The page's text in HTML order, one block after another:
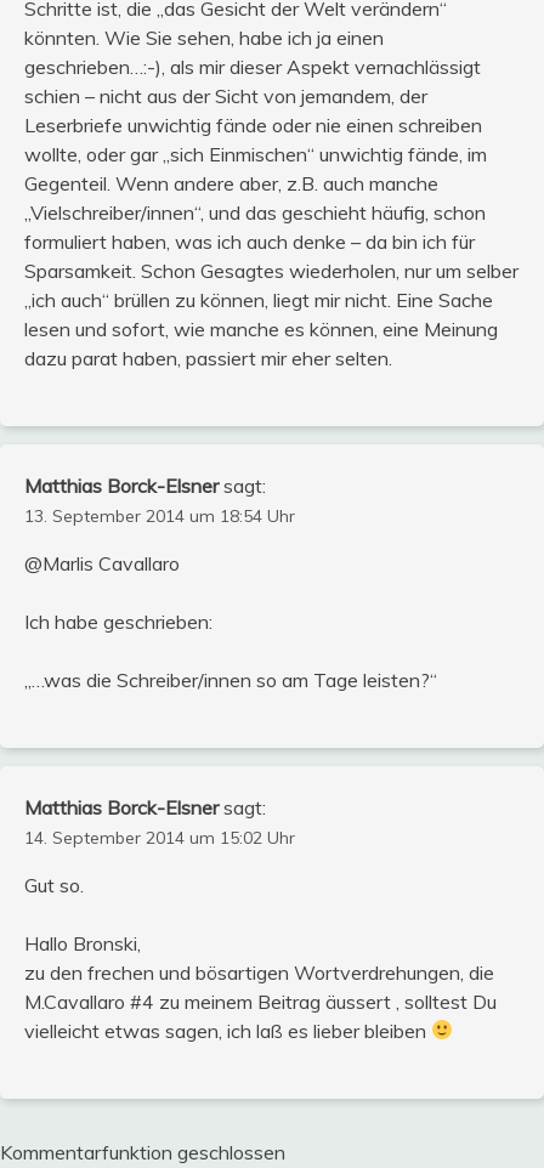
Schritte ist, die „das Gesicht der Welt verändern“
könnten. Wie Sie sehen, habe ich ja einen
geschrieben…:-), als mir dieser Aspekt vernachlässigt
schien – nicht aus der Sicht von jemandem, der
Leserbriefe unwichtig fände oder nie einen schreiben
wollte, oder gar „sich Einmischen“ unwichtig fände, im
Gegenteil. Wenn andere aber, z.B. auch manche
„Vielschreiber/innen“, und das geschieht häufig, schon
formuliert haben, was ich auch denke – da bin ich für
Sparsamkeit. Schon Gesagtes wiederholen, nur um selber
„ich auch“ brüllen zu können, liegt mir nicht. Eine Sache
lesen und sofort, wie manche es können, eine Meinung
dazu parat haben, passiert mir eher selten.
Matthias Borck-Elsner sagt:
13. September 2014 um 18:54 Uhr
@Marlis Cavallaro
Ich habe geschrieben:
„…was die Schreiber/innen so am Tage leisten?“
Matthias Borck-Elsner sagt:
14. September 2014 um 15:02 Uhr
Gut so.
Hallo Bronski,
zu den frechen und bösartigen Wortverdrehungen, die
M.Cavallaro #4 zu meinem Beitrag äussert , solltest Du
vielleicht etwas sagen, ich laß es lieber bleiben
Kommentarfunktion geschlossen